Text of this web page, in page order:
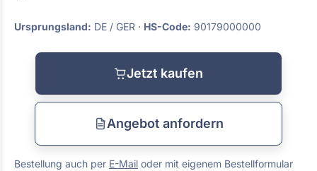
Ursprungsland: DE / GER · HS-Code: 90179000000
Jetzt kaufen
Angebot anfordern
Bestellung auch per E-Mail oder mit eigenem Bestellformular